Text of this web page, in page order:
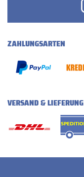
ZAHLUNGSARTEN
VERSAND & LIEFERUNG